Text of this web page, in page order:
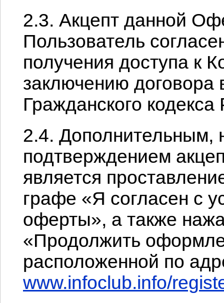
2.3. Акцепт данной
Пользователь
получения доступа к
заключению договора
Гражданского
2.4. Дополнительным,
подтверждением
является
графе «Я согласен с
оферты», а также
«Продолжить
расположенной по
www.infoclub.info/